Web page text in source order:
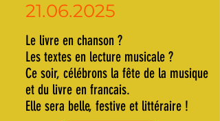
21.06.2025
Le livre en chanson ?
Les textes en lecture musicale ?
Ce soir, célébrons la fête de la musique
et du livre en francais.
Elle sera belle, festive et littéraire !